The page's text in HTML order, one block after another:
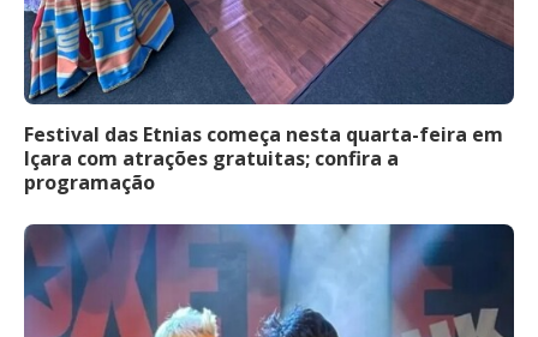
Festival das Etnias começa nesta quarta-feira em
Içara com atrações gratuitas; confira a
programação